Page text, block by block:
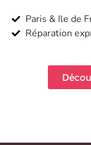
Paris & Ile de
Réparation